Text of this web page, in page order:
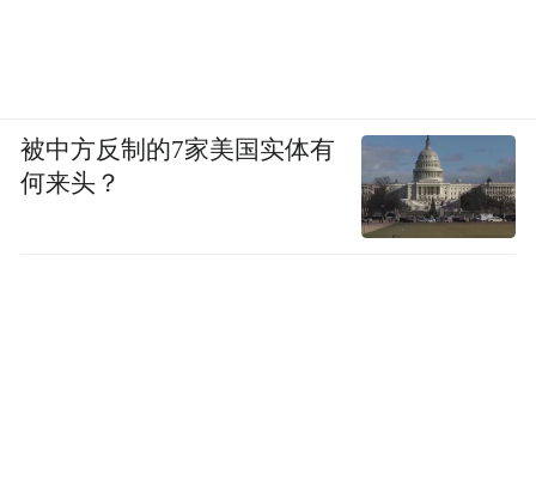
被中方反制的7家美国实体有
何来头？